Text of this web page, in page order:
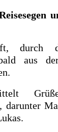
durch
aus
darunter